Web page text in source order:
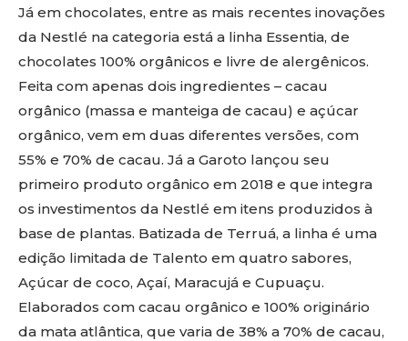
Já em chocolates, entre as mais recentes inovações
da Nestlé na categoria está a linha Essentia, de
chocolates 100% orgânicos e livre de alergênicos.
Feita com apenas dois ingredientes – cacau
orgânico (massa e manteiga de cacau) e açúcar
orgânico, vem em duas diferentes versões, com
55% e 70% de cacau. Já a Garoto lançou seu
primeiro produto orgânico em 2018 e que integra
os investimentos da Nestlé em itens produzidos à
base de plantas. Batizada de Terruá, a linha é uma
edição limitada de Talento em quatro sabores,
Açúcar de coco, Açaí, Maracujá e Cupuaçu.
Elaborados com cacau orgânico e 100% originário
da mata atlântica, que varia de 38% a 70% de cacau,